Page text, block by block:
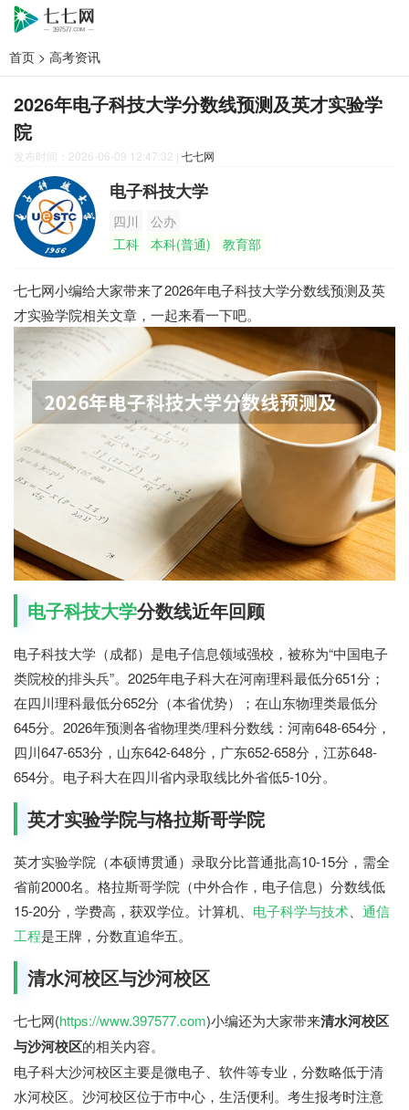
首页 > 高考资讯
2026年电子科技大学分数线预测及英才实验学
院
发布时间：2026-06-09 12:47:32 | 七七网
电子科技大学
四川
公办
工科
本科(普通) 教育部
七七网小编给大家带来了2026年电子科技大学分数线预测及英
才实验学院相关文章，一起来看一下吧。
电子科技大学分数线近年回顾
电子科技大学（成都）是电子信息领域强校，被称为“中国电子
类院校的排头兵”。2025年电子科大在河南理科最低分651分；
在四川理科最低分652分（本省优势）；在山东物理类最低分
645分。2026年预测各省物理类/理科分数线：河南648-654分，
四川647-653分，山东642-648分，广东652-658分，江苏648-
654分。电子科大在四川省内录取线比外省低5-10分。
英才实验学院与格拉斯哥学院
英才实验学院（本硕博贯通）录取分比普通批高10-15分，需全
省前2000名。格拉斯哥学院（中外合作，电子信息）分数线低
15-20分，学费高，获双学位。计算机、 电子科学与技术、 通信
工程是王牌，分数直追华五。
清水河校区与沙河校区
七七网(https://www.397577.com)小编还为大家带来清水河校区
与沙河校区的相关内容。
电子科大沙河校区主要是微电子、软件等专业，分数略低于清
水河校区。沙河校区位于市中心，生活便利。考生报考时注意